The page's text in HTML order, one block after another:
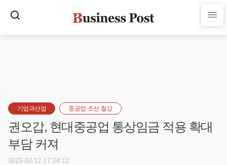
기업과산업 중공업·조선·철강
권오갑, 현대중공업 통상임금 적용 확대
부담 커져
2015-02-12 17:24:12